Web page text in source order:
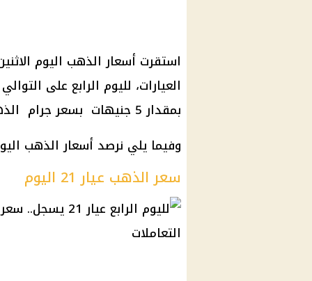
بمقدار 5 جنيهات بسعر جرام الذهب.
وفيما يلي نرصد أسعار الذهب
سعر الذهب عيار 21 اليوم